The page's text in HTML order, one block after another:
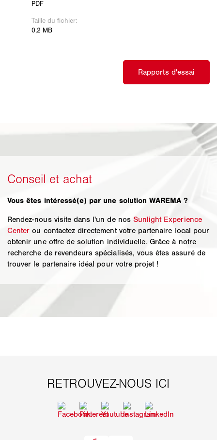
Vous êtes intéressé(e) par une solution WAREMA ?
Rendez-nous visite dans l'un de nos Sunlight Experience
Center ou contactez directement votre partenaire local pour
obtenir une offre de solution individuelle. Grâce à notre
recherche de revendeurs spécialisés, vous êtes assuré de
trouver le partenaire idéal pour votre projet !